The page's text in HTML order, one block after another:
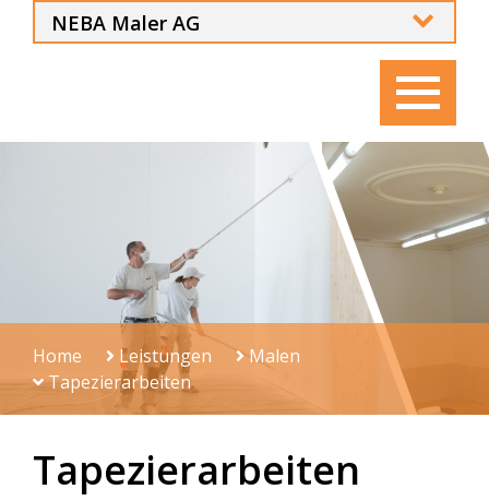
NEBA Maler AG
NEBA Renocasa AG
Siegrist und Tschuor AG
Bär Dachtechnik AG
NEGRI Immobilien AG
Home Leistungen
Malen
Tapezierarbeiten
Tapezierarbeiten